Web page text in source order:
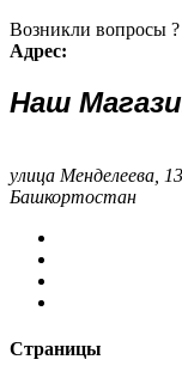
Возникли вопросы
Адрес:
Наш
улица Менделеева,
Башкортостан
Страницы